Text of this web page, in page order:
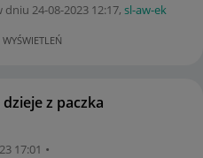
dniu ‎24-08-2023 12:17, sl-aw-ek
WYŚWIETLEŃ
z paczka
17:01